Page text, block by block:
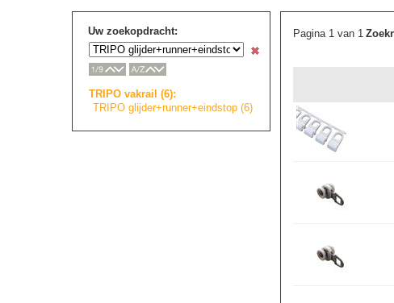
Uw zoekopdracht:
TRIPO vakrail (6):
TRIPO glijder+runner+eindstop (6)
Pagina 1 van 1